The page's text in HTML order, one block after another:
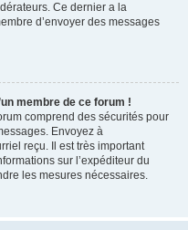
Ce dernier a la
d’envoyer des messages
membre de ce forum !
comprend des sécurités pour
Envoyez à
reçu. Il est très important
sur l’expéditeur du
les mesures nécessaires.